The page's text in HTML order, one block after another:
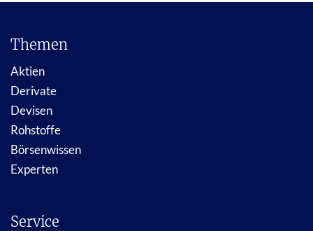
Themen
Aktien
Derivate
Devisen
Rohstoffe
Börsenwissen
Experten
Service